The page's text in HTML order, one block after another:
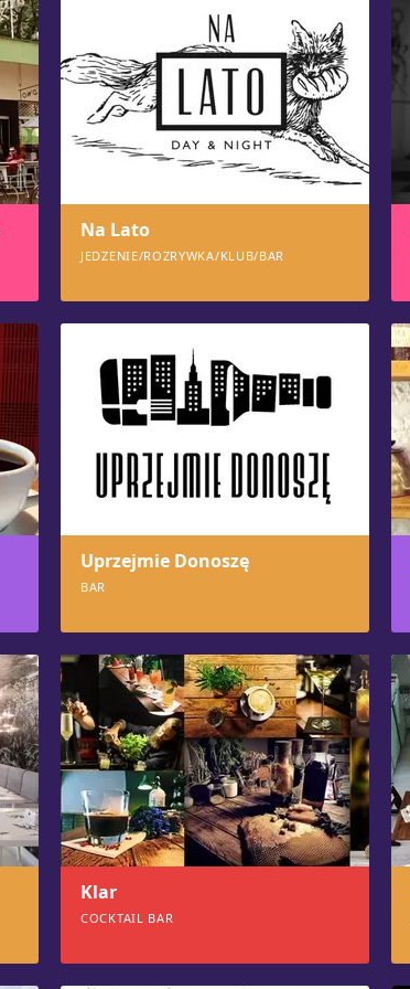
Na Lato
JEDZENIE/ROZRYWKA/KLUB/BAR
Uprzejmie Donoszę
BAR
Klar
COCKTAIL BAR